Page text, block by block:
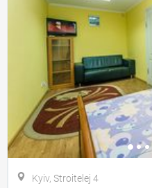
Kyiv, Stroitelej 4